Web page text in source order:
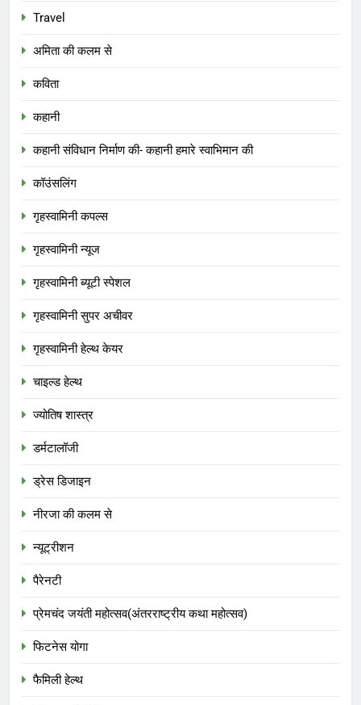
Travel
अमिता की कलम से
कविता
कहानी
कहानी संविधान निर्माण की- कहानी हमारे स्वाभिमान की
कॉउंसलिंग
गृहस्वामिनी कपल्स
गृहस्वामिनी न्यूज
गृहस्वामिनी ब्यूटी स्पेशल
गृहस्वामिनी सुपर अचीवर
गृहस्वामिनी हेल्थ केयर
चाइल्ड हेल्थ
ज्योतिष शास्त्र
डर्मटालॉजी
ड्रेस डिजाइन
नीरजा की कलम से
न्यूट्रीशन
पैरेनटी
प्रेमचंद जयंती महोत्सव(अंतरराष्ट्रीय कथा महोत्सव)
फिटनेस योगा
फैमिली हेल्थ